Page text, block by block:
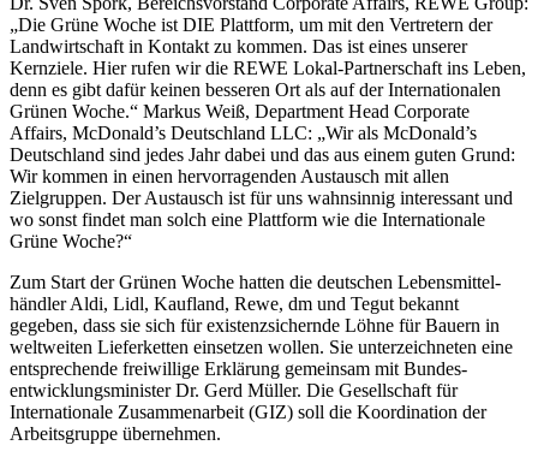
„Die Grüne Woche ist DIE Plattform, um mit den Vertretern der
Landwirtschaft in Kontakt zu kommen. Das ist eines unserer
Kernziele. Hier rufen wir die REWE Lokal-Partnerschaft ins Leben,
denn es gibt dafür keinen besseren Ort als auf der Internationalen
Grünen Woche.“ Markus Weiß, Department Head Corporate
Affairs, McDonald’s Deutschland LLC: „Wir als McDonald’s
Deutschland sind jedes Jahr dabei und das aus einem guten Grund:
Wir kommen in einen hervorragenden Austausch mit allen
Zielgruppen. Der Austausch ist für uns wahnsinnig interessant und
wo sonst findet man solch eine Plattform wie die Internationale
Grüne Woche?“
Zum Start der Grünen Woche hatten die deutschen Lebensmittel-
händler Aldi, Lidl, Kaufland, Rewe, dm und Tegut bekannt
gegeben, dass sie sich für existenzsichernde Löhne für Bauern in
weltweiten Lieferketten einsetzen wollen. Sie unterzeichneten eine
entsprechende freiwillige Erklärung gemeinsam mit Bundes-
entwicklungsminister Dr. Gerd Müller. Die Gesellschaft für
Internationale Zusammenarbeit (GIZ) soll die Koordination der
Arbeitsgruppe übernehmen.